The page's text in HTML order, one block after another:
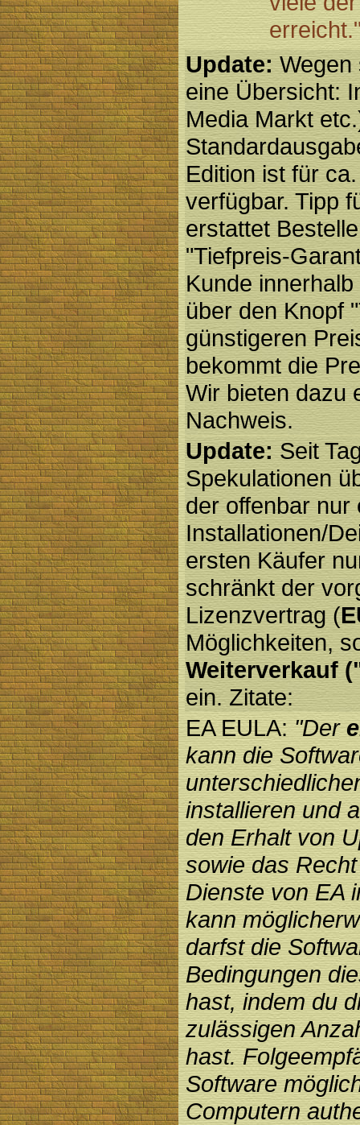
Update:Wegen
eine Übersicht:
Media Markt
Edition ist für
verfügbar. Tipp
erstattet
"Tiefpreis-
Kunde
über den Knopf
günstigeren
bekommt die
Wir bieten dazu
Nachweis.
Update:Seit
Spekulationen
der offenbar nur
Installationen/
ersten Käufer
schränkt der
Lizenzvertrag (
Möglichkeiten,
Weiterverkauf
ein. Zitate:
EA EULA:"Der
kann die
installieren und
den Erhalt von
sowie das
Dienste von EA
kann
darfst die
Bedingungen
hast, indem du
zulässigen
hast.
Software
Computern